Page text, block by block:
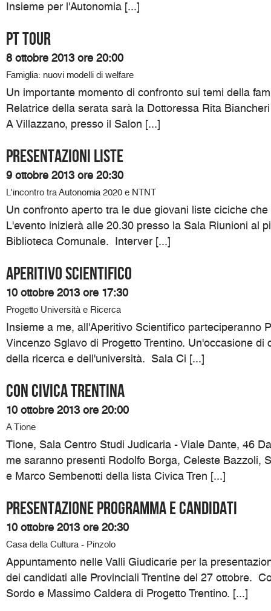
Insieme per l'Autonomia [...]
PT TOUR
8 ottobre 2013 ore 20:00
Famiglia: nuovi modelli di welfare
Un importante momento di confronto sui temi della
Relatrice della serata sarà la Dottoressa Rita
A Villazzano, presso il Salon [...]
PRESENTAZIONI LISTE
9 ottobre 2013 ore 20:30
L'incontro tra Autonomia 2020 e NTNT
Un confronto aperto tra le due giovani liste ciciche
L'evento inizierà alle 20.30 presso la Sala Riunioni al
Biblioteca Comunale. Interver [...]
Aperitivo Scientifico
10 ottobre 2013 ore 17:30
Progetto Università e Ricerca
Insieme a me, all'Aperitivo Scientifico parteciperanno
Vincenzo Sglavo di Progetto Trentino. Un'occasione di
della ricerca e dell'università. Sala Ci [...]
Con Civica Trentina
10 ottobre 2013 ore 20:00
A Tione
Tione, Sala Centro Studi Judicaria - Viale Dante, 46
me saranno presenti Rodolfo Borga, Celeste Bazzoli,
e Marco Sembenotti della lista Civica Tren [...]
Presentazione programma e candidati
10 ottobre 2013 ore 20:30
Casa della Cultura - Pinzolo
Appuntamento nelle Valli Giudicarie per la
dei candidati alle Provinciali Trentine del 27 ottobre.
Sordo e Massimo Caldera di Progetto Trentino. [...]